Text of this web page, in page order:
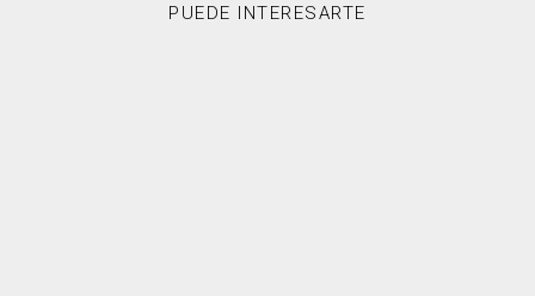
PUEDE INTERESARTE